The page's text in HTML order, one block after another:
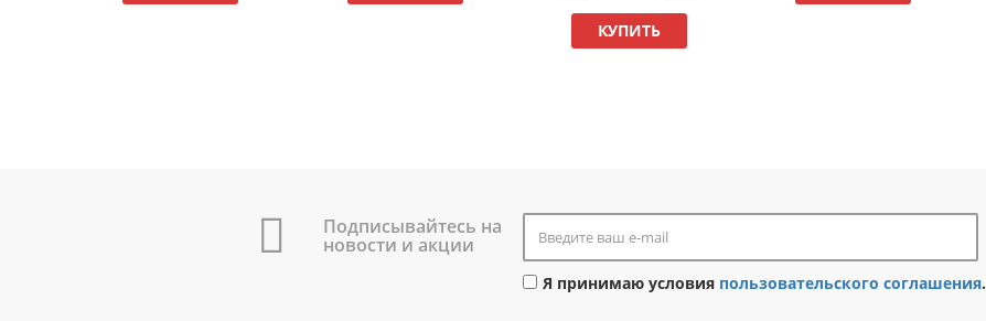
КУПИТЬ
Подписывайтесь на
новости и акции
Я принимаю условия пользовательского соглашения.